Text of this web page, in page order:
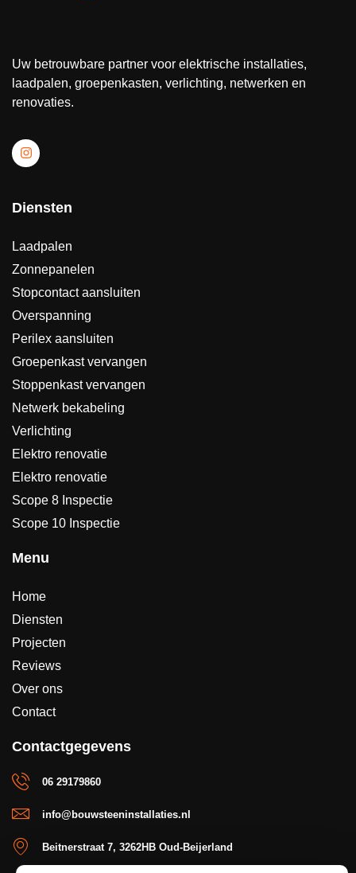
Uw betrouwbare partner voor elektrische installaties,
laadpalen, groepenkasten, verlichting, netwerken en
renovaties.
Diensten
Laadpalen
Zonnepanelen
Stopcontact aansluiten
Overspanning
Perilex aansluiten
Groepenkast vervangen
Stoppenkast vervangen
Netwerk bekabeling
Verlichting
Elektro renovatie
Elektro renovatie
Scope 8 Inspectie
Scope 10 Inspectie
Menu
Home
Diensten
Projecten
Reviews
Over ons
Contact
Contactgegevens
06 29179860
info@bouwsteeninstallaties.nl
Beitnerstraat 7, 3262HB Oud-Beijerland